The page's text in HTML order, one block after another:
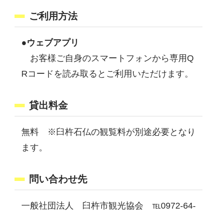
ご利用方法
●ウェブアプリ
お客様ご自身のスマートフォンから専用Q
Rコードを読み取るとご利用いただけます。
貸出料金
無料
※臼杵石仏の観覧料が別途必要となり
ます。
問い合わせ先
一般社団法人 臼杵市観光協会 ℡0972-64-